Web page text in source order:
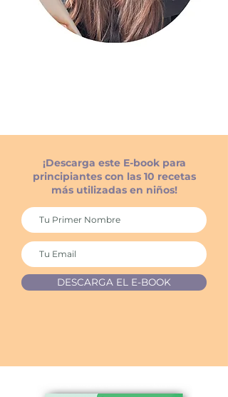
¡Descarga este E-book para
principiantes con las 10 recetas
más utilizadas en niños!
DESCARGA EL E-BOOK